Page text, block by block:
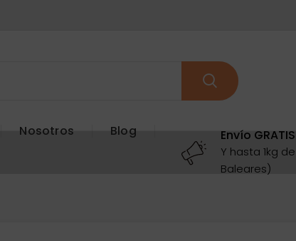
Nosotros Blog Envío
Y hasta 1kg
Baleares)